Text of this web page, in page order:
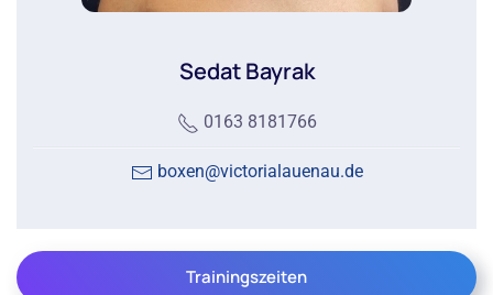
Sedat Bayrak
0163 8181766
boxen@victorialauenau.de
Trainingszeiten